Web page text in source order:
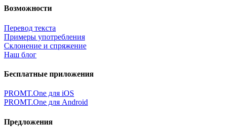
Возможности
Перевод текста
Примеры употребления
Склонение и спряжение
Наш блог
Бесплатные приложения
PROMT.One для iOS
PROMT.One для Android
Предложения